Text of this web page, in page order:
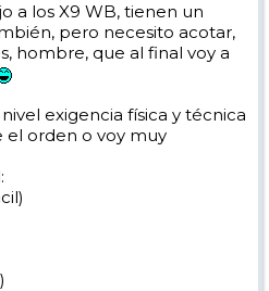
a los X9 WB, tienen un
pero necesito acotar,
hombre, que al final voy a
exigencia física y técnica
el orden o voy muy